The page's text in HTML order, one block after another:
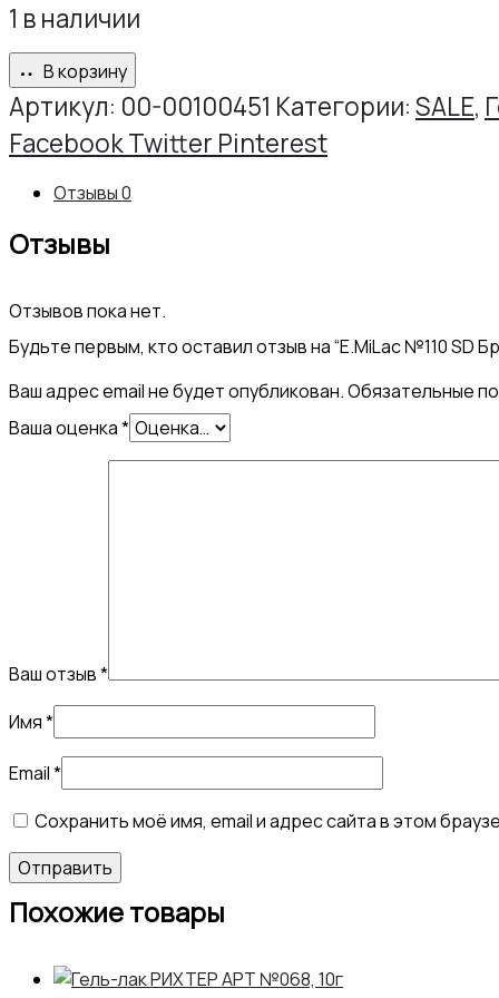
1 в наличии
В корзину
Артикул: 00-00100451 Категории:SALE,
Share
FacebookTwitter Pinterest
Отзывы0
Отзывы
Отзывов пока нет.
Будьте первым, кто оставил отзыв на “E.MiLac №110 SD
Ваш адрес email не будет опубликован.Обязательные
Ваша оценка*
Ваш отзыв*
Имя*
Email*
Сохранить моё имя, email и адрес сайта в этом
Похожие товары